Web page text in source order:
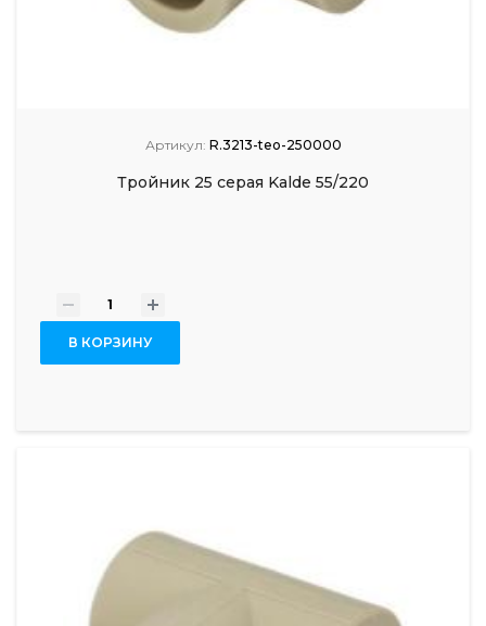
Артикул: R.3213-teo-250000
Тройник 25 серая Kalde 55/220
- +
В КОРЗИНУ